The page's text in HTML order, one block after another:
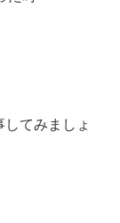
してみましょ